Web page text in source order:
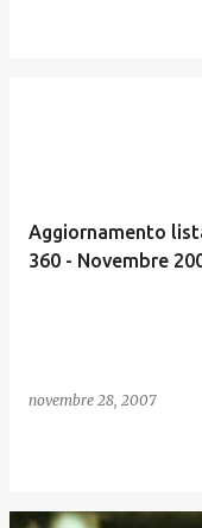
Aggiornamento
360 - Novembre
novembre 28, 2007